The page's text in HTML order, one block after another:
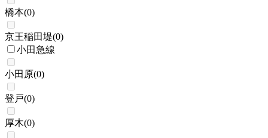
橋本(0)
京王稲田堤(0)
小田急線
小田原(0)
登戸(0)
厚木(0)